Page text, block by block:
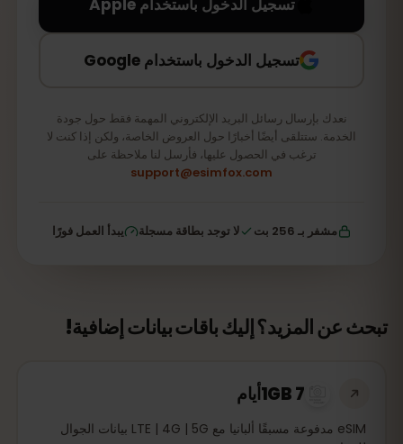
تسجيل الدخول باستخدام Google
نعدك بإرسال رسائل البريد الإلكتروني المهمة فقط حول جودة
الخدمة. ستتلقى أيضًا أخبارًا حول العروض الخاصة، ولكن إذا كنت لا
ترغب في الحصول عليها، فأرسل لنا ملاحظة على
support@esimfox.com
مشفر بـ 256 بت لا توجد بطاقة مسجلة يبدأ العمل فورًا
تبحث عن المزيد؟ إليك باقات بيانات إضافية!
1GB 7أيام
eSIM مدفوعة مسبقًا ألبانيا مع LTE | 4G | 5G بيانات الجوال